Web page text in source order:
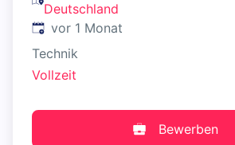
Deutschland
Veröffentlicht:
vor 1 Monat
Technik
Vollzeit
Bewerben